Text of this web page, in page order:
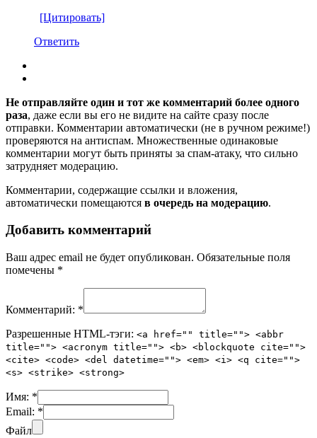
[Цитировать]
Ответить
Не отправляйте один и тот же комментарий более одного
раза, даже если вы его не видите на сайте сразу после
отправки. Комментарии автоматически (не в ручном режиме!)
проверяются на антиспам. Множественные одинаковые
комментарии могут быть приняты за спам-атаку, что сильно
затрудняет модерацию.
Комментарии, содержащие ссылки и вложения,
автоматически помещаются в очередь на модерацию.
Добавить комментарий
Ваш адрес email не будет опубликован. Обязательные поля
помечены *
Комментарий: *
Разрешенные HTML-тэги: <a href="" title=""> <abbr
title=""> <acronym title=""> <b> <blockquote cite="">
<cite> <code> <del datetime=""> <em> <i> <q cite="">
<s> <strike> <strong>
Имя: *
Email: *
Файл